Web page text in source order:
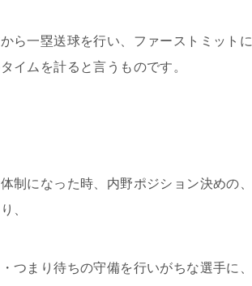
ら一塁送球を行い、ファーストミットに
イムを計ると言うものです。
制になった時、内野ポジション決めの、
、
つまり待ちの守備を行いがちな選手に、